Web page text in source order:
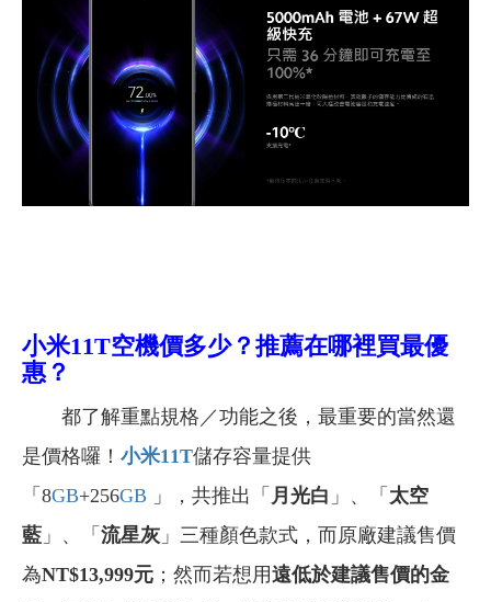
小米11T空機價多少？推薦在哪裡買最優
惠？
都了解重點規格／功能之後，最重要的當然還
是價格囉！ 小米11T儲存容量提供
「8GB+256GB 」，共推出「 月光白 」、「 太空
藍 」、「 流星灰 」三種顏色款式，而原廠建議售價
為NT$13,999元 ；然而若想用遠低於建議售價的金